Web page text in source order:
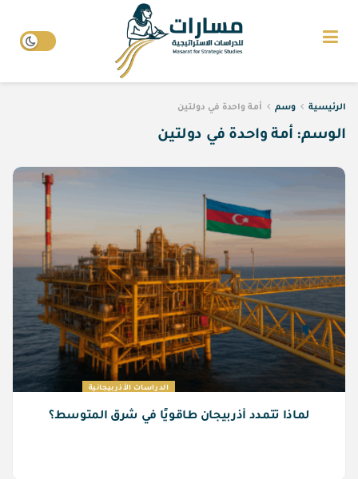
الرئيسية وسم أمة واحدة في دولتين
الوسم: أمة واحدة في دولتين
الدراسات الأذربيجانية
لماذا تتمدد أذربيجان طاقويًا في شرق المتوسط؟